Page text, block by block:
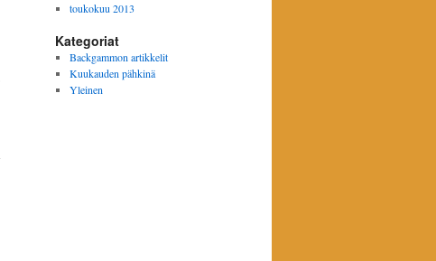
toukokuu 2013
Kategoriat
Backgammon artikkelit
Kuukauden pähkinä
Yleinen